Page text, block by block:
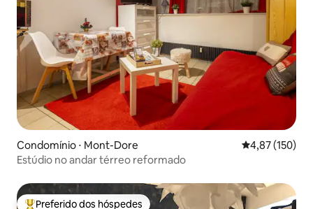
Condomínio ⋅ Mont-Dore 4,87 de uma
4,87 (150)
Estúdio no andar térreo reformado
Preferido dos hóspedes